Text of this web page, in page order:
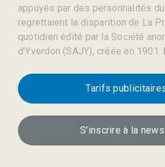
appuyés par des personnalités
regrettaient la disparition de La
quotidien édité par la Société
d’Yverdon (SAJY), créée en 1901.
Tarifs
S’inscrire à la